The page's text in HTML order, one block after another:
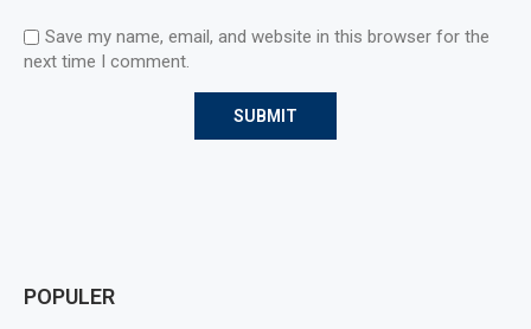
Save my name, email, and website in this browser for the
next time I comment.
POPULER